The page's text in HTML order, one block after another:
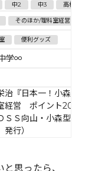
中2 中3 高校生
そのほか/理科室経営
便利グッズ
学∞
治『日本一！小森栄治の
経営 ポイント200』
ＳＳ向山・小森型理科研
行）
思ったら、